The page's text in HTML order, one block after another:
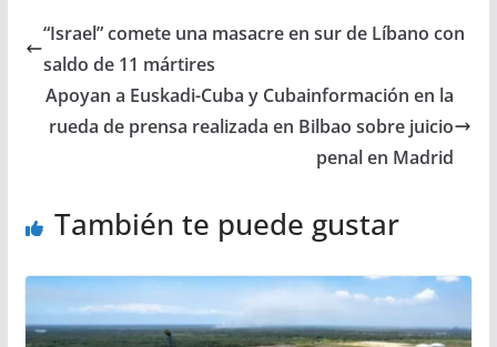
“Israel” comete una masacre en sur de Líbano con
saldo de 11 mártires
Apoyan a Euskadi-Cuba y Cubainformación en la
rueda de prensa realizada en Bilbao sobre juicio
penal en Madrid
También te puede gustar